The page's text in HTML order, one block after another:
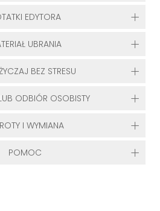
EDYTORA
UBRANIA
BEZ STRESU
ODBIÓR OSOBISTY
I WYMIANA
POMOC